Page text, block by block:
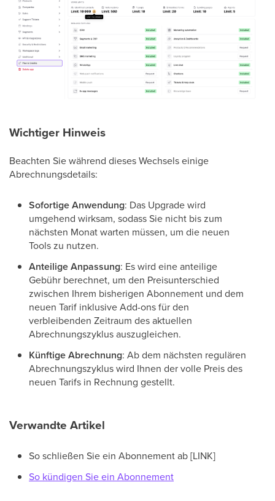
Wichtiger Hinweis
Beachten Sie während dieses Wechsels einige
Abrechnungsdetails:
Sofortige Anwendung: Das Upgrade wird
umgehend wirksam, sodass Sie nicht bis zum
nächsten Monat warten müssen, um die neuen
Tools zu nutzen.
Anteilige Anpassung: Es wird eine anteilige
Gebühr berechnet, um den Preisunterschied
zwischen Ihrem bisherigen Abonnement und dem
neuen Tarif inklusive Add-ons für den
verbleibenden Zeitraum des aktuellen
Abrechnungszyklus auszugleichen.
Künftige Abrechnung: Ab dem nächsten regulären
Abrechnungszyklus wird Ihnen der volle Preis des
neuen Tarifs in Rechnung gestellt.
Verwandte Artikel
So schließen Sie ein Abonnement ab [LINK]
So kündigen Sie ein Abonnement